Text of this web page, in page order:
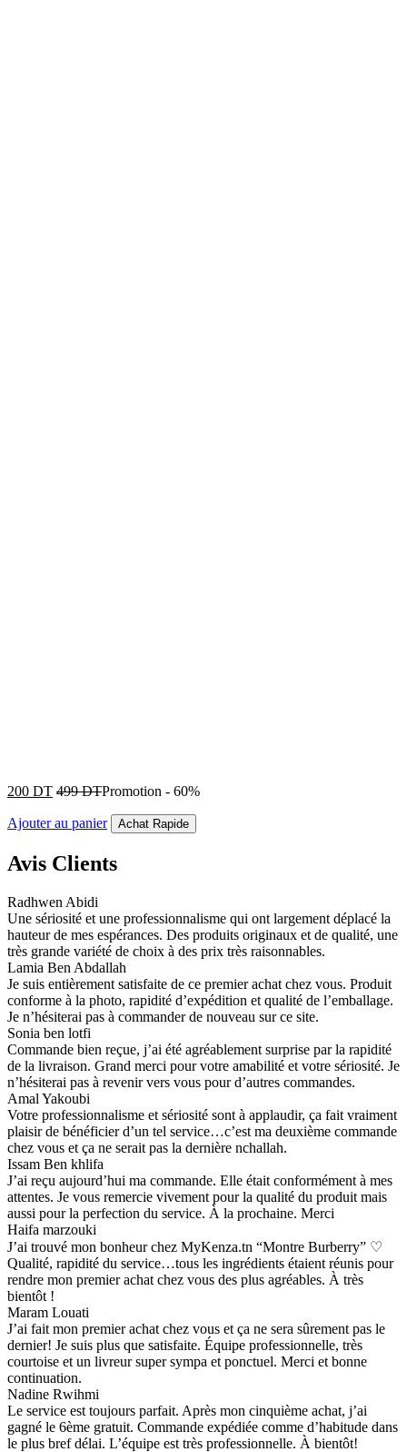
200 DT 499DTPromotion - 60%
Ajouter au panier Achat Rapide
Avis Clients
Radhwen Abidi
Une sériosité et une professionnalisme qui ont largement déplacé la
hauteur de mes espérances. Des produits originaux et de qualité, une
très grande variété de choix à des prix très raisonnables.
Lamia Ben Abdallah
Je suis entièrement satisfaite de ce premier achat chez vous. Produit
conforme à la photo, rapidité d’expédition et qualité de l’emballage.
Je n’hésiterai pas à commander de nouveau sur ce site.
Sonia ben lotfi
Commande bien reçue, j’ai été agréablement surprise par la rapidité
de la livraison. Grand merci pour votre amabilité et votre sériosité. Je
n’hésiterai pas à revenir vers vous pour d’autres commandes.
Amal Yakoubi
Votre professionnalisme et sériosité sont à applaudir, ça fait vraiment
plaisir de bénéficier d’un tel service…c’est ma deuxième commande
chez vous et ça ne serait pas la dernière nchallah.
Issam Ben khlifa
J’ai reçu aujourd’hui ma commande. Elle était conformément à mes
attentes. Je vous remercie vivement pour la qualité du produit mais
aussi pour la perfection du service. À la prochaine. Merci
Haifa marzouki
J’ai trouvé mon bonheur chez MyKenza.tn “Montre Burberry” ♡
Qualité, rapidité du service…tous les ingrédients étaient réunis pour
rendre mon premier achat chez vous des plus agréables. À très
bientôt !
Maram Louati
J’ai fait mon premier achat chez vous et ça ne sera sûrement pas le
dernier! Je suis plus que satisfaite. Équipe professionnelle, très
courtoise et un livreur super sympa et ponctuel. Merci et bonne
continuation.
Nadine Rwihmi
Le service est toujours parfait. Après mon cinquième achat, j’ai
gagné le 6ème gratuit. Commande expédiée comme d’habitude dans
le plus bref délai. L’équipe est très professionnelle. À bientôt!